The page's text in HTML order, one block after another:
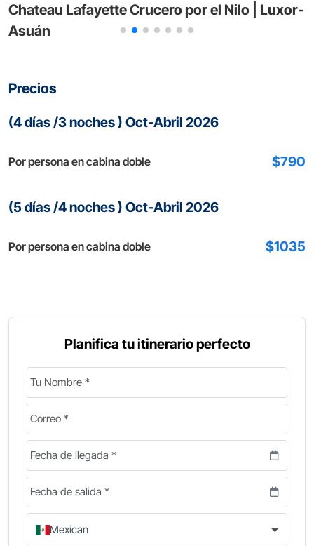
Chateau Lafayette Crucero por el Nilo | Luxor-
Asuán
Precios
(4 días /3 noches ) Oct-Abril 2026
Por persona en cabina doble $790
(5 días /4 noches ) Oct-Abril 2026
Por persona en cabina doble $1035
Planifica tu itinerario perfecto
Mexican